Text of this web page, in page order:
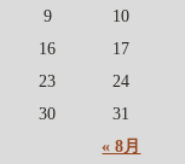
« 8月
9
10
16
17
23
24
30
31